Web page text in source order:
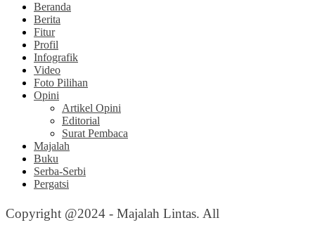
Beranda
Berita
Fitur
Profil
Infografik
Video
Foto Pilihan
Opini
Artikel Opini
Editorial
Surat Pembaca
Majalah
Buku
Serba-Serbi
Pergatsi
Copyright @2024 - Majalah Lintas. All